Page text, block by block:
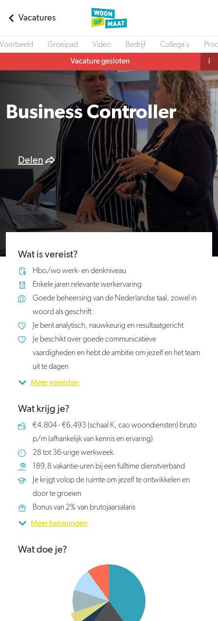
Vacatures
Voorbeeld Groeipad Video Bedrijf Collega's
Vacature gesloten i
Business Controller
Delen
Wat is vereist?
Hbo/wo werk- en denkniveau
Enkele jaren relevante werkervaring
Goede beheersing van de Nederlandse taal, zowel in
woord als geschrift
Je bent analytisch, nauwkeurig en resultaatgericht
Je beschikt over goede communicatieve
vaardigheden en hebt de ambitie om jezelf en het team
uit te dagen
Meer vereisten
Wat krijg je?
€4.804 - €6.493 (schaal K, cao woondiensten) bruto
p/m (afhankelijk van kennis en ervaring)
28 tot 36-urige werkweek
189,8 vakantie-uren bij een fulltime dienstverband
Je krijgt volop de ruimte om jezelf te ontwikkelen en
door te groeien
Bonus van 2% van brutojaarsalaris
Meer beloningen
Wat doe je?